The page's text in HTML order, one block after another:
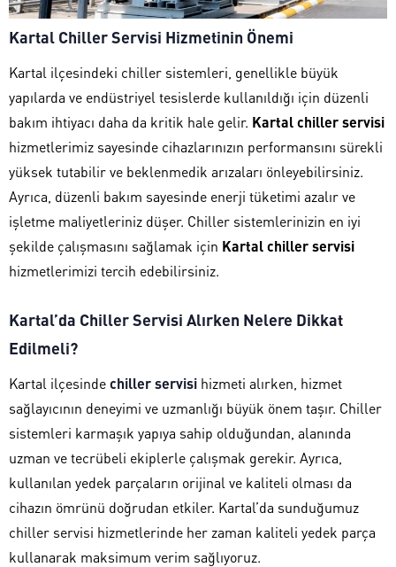
Kartal Chiller Servisi Hizmetinin Önemi
Kartal ilçesindeki chiller sistemleri, genellikle büyük
yapılarda ve endüstriyel tesislerde kullanıldığı için düzenli
bakım ihtiyacı daha da kritik hale gelir. Kartal chiller servisi
hizmetlerimiz sayesinde cihazlarınızın performansını sürekli
yüksek tutabilir ve beklenmedik arızaları önleyebilirsiniz.
Ayrıca, düzenli bakım sayesinde enerji tüketimi azalır ve
işletme maliyetleriniz düşer. Chiller sistemlerinizin en iyi
şekilde çalışmasını sağlamak için Kartal chiller servisi
hizmetlerimizi tercih edebilirsiniz.
Kartal’da Chiller Servisi Alırken Nelere Dikkat
Edilmeli?
Kartal ilçesindechiller servisi hizmeti alırken, hizmet
sağlayıcının deneyimi ve uzmanlığı büyük önem taşır. Chiller
sistemleri karmaşık yapıya sahip olduğundan, alanında
uzman ve tecrübeli ekiplerle çalışmak gerekir. Ayrıca,
kullanılan yedek parçaların orijinal ve kaliteli olması da
cihazın ömrünü doğrudan etkiler. Kartal’da sunduğumuz
chiller servisi hizmetlerinde her zaman kaliteli yedek parça
kullanarak maksimum verim sağlıyoruz.